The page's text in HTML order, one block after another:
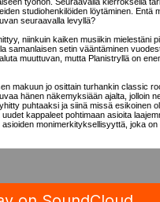
työhön. Seuraavalla kierroksella
studiohenkilöiden löytäminen. Entä
seuraavalla levyllä?
niinkuin kaiken musiikin mielestäni
samanlaisen setin vääntäminen
muuttuvan, mutta Planistryllä on
makuun jo osittain turhankin classic
hänen näkemyksiään ajalta, jolloin
puhtaaksi ja siinä missä esikoinen
kappaleet pohtimaan asioita
monimerkityksellisyyttä, joka on